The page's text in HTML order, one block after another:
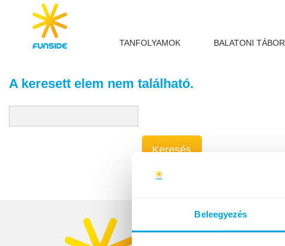
Beleegyezés
TANFOLYAMOK BALATONI TÁBOR
A keresett elem nem található.